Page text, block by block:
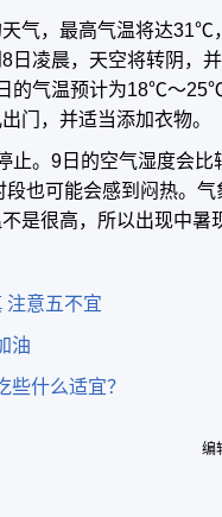
气，最高气温将达31℃
日凌晨，天空将转阴，
的气温预计为18℃～
门，并适当添加衣物。
止。9日的空气湿度会
也可能会感到闷热。气
是很高，所以出现中
注意五不宜
油
些什么适宜？
编